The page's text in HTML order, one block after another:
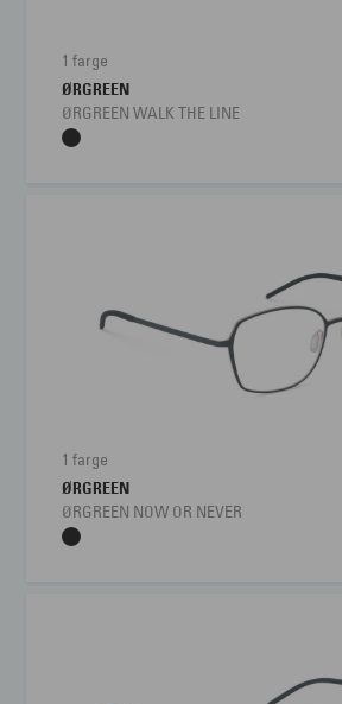
1 farge
ØRGREEN
ØRGREEN WALK THE LINE
1 farge
ØRGREEN
ØRGREEN NOW OR NEVER